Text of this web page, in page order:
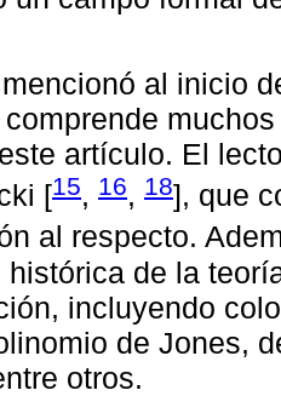
al inicio
artículo. El
[15, 16, 18], que
al respecto.
histórica de la
incluyendo
de Jones,
otros.